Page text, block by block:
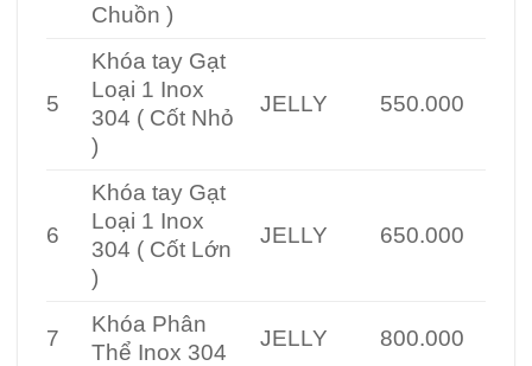
Chuồn )
5
Khóa tay Gạt
Loại 1 Inox
304 ( Cốt Nhỏ
)
JELLY 550.000
6
Khóa tay Gạt
Loại 1 Inox
304 ( Cốt Lớn
)
JELLY 650.000
7
Khóa Phân
Thể Inox 304
JELLY 800.000